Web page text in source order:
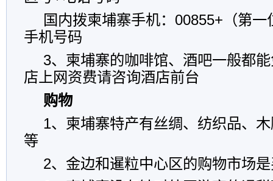
国内拨柬埔寨手机：00855+（第
手机号码
3、柬埔寨的咖啡馆、酒吧一般都
店上网资费请咨询酒店前台
购物
1、柬埔寨特产有丝绸、纺织品、
等
2、金边和暹粒中心区的购物市场